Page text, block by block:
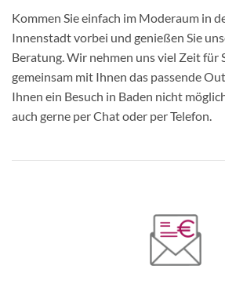
Kommen Sie einfach im Moderaum in
Innenstadt vorbei und genießen Sie
Beratung. Wir nehmen uns viel Zeit für
gemeinsam mit Ihnen das passende
Ihnen ein Besuch in Baden nicht
auch gerne per Chat oder per Telefon.